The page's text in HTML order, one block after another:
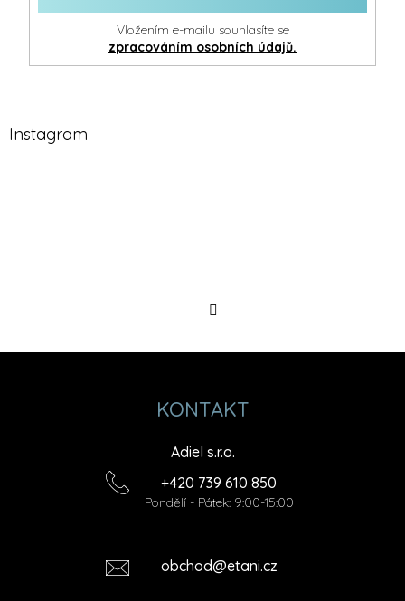
Vložením e-mailu souhlasíte se
zpracováním osobních údajů.
Instagram
KONTAKT
Adiel s.r.o.
+420 739 610 850
Pondělí - Pátek: 9:00-15:00
obchod@etani.cz